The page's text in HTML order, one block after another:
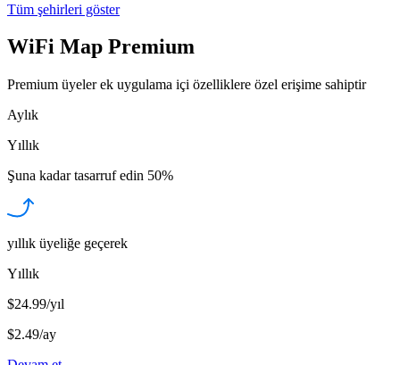
Tüm şehirleri göster
WiFi Map Premium
Premium üyeler ek uygulama içi özelliklere özel erişime sahiptir
Aylık
Yıllık
Şuna kadar tasarruf edin 50%
yıllık üyeliğe geçerek
Yıllık
$24.99/yıl
$2.49/ay